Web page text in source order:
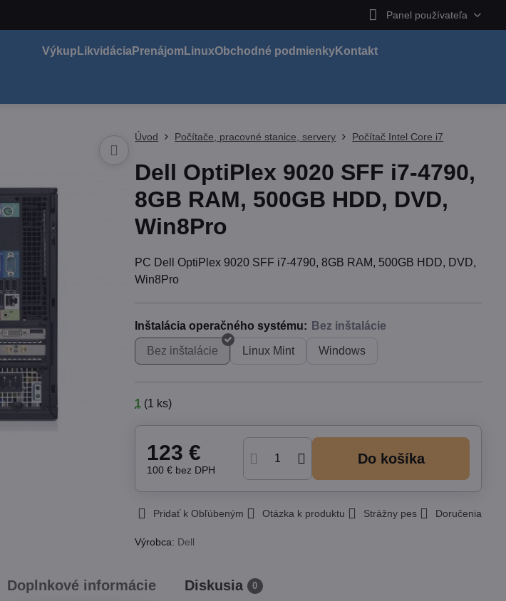
Panel používateľa
Výkup LikvidáciaPrenájom LinuxObchodné podmienkyKontakt
Úvod Počítače, pracovné stanice, servery Počítač Intel Core i7
Dell OptiPlex 9020 SFF i7-4790,
8GB RAM, 500GB HDD, DVD,
Win8Pro
PC Dell OptiPlex 9020 SFF i7-4790, 8GB RAM, 500GB HDD, DVD,
Win8Pro
Inštalácia operačného systému:
Bez inštalácie Linux Mint Windows
1 (1 ks)
123 €
100 € bez DPH
Do košíka
Pridať k Obľúbeným Otázka k produktu Strážny pes Doručenia
Výrobca: Dell
Doplnkové informácie Diskusia 0